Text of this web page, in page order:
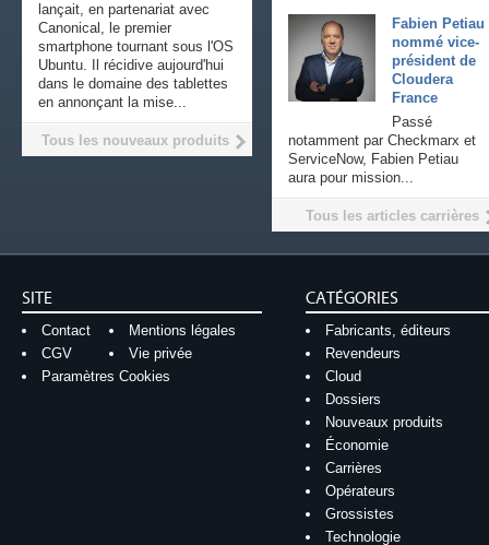
Fabien Petiau
nommé vice-
président de
Cloudera
France
Passé
notamment par Checkmarx et
ServiceNow, Fabien Petiau
aura pour mission...
Tous les articles carrières
lançait, en partenariat avec
Canonical, le premier
smartphone tournant sous l'OS
Ubuntu. Il récidive aujourd'hui
dans le domaine des tablettes
en annonçant la mise...
Tous les nouveaux produits
SITE
Contact
Mentions légales
CGV
Vie privée
Paramètres Cookies
CATÉGORIES
Fabricants, éditeurs
Revendeurs
Cloud
Dossiers
Nouveaux produits
Économie
Carrières
Opérateurs
Grossistes
Technologie